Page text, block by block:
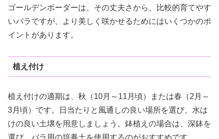
ゴールデンボーダーは、その丈夫さから、比較的育てやす
いバラですが、より美しく咲かせるためにはいくつかのポ
イントがあります。
植え付け
植え付けの適期は、秋（10月～11月頃）または春（2月～
3月頃）です。日当たりと風通しの良い場所を選び、水は
けの良い土壌を用意しましょう。鉢植えの場合は、深鉢を
選び、バラ用の培養土を使用するのがおすすめです。